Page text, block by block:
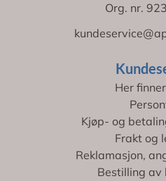
Org. nr.
Her
Kjøp- og
Frakt og
Reklamasjon,
Bestilling av